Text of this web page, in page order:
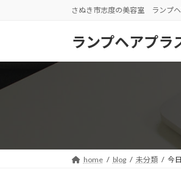
ツ
シ
さぬき市志度の美容室 ランプ
ランプヘアプラ
home blog 未分類 今